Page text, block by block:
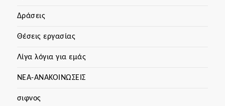
Δράσεις
Θέσεις εργασίας
Λίγα λόγια για εμάς
ΝΕΑ-ΑΝΑΚΟΙΝΩΣΕΙΣ
σιφνος